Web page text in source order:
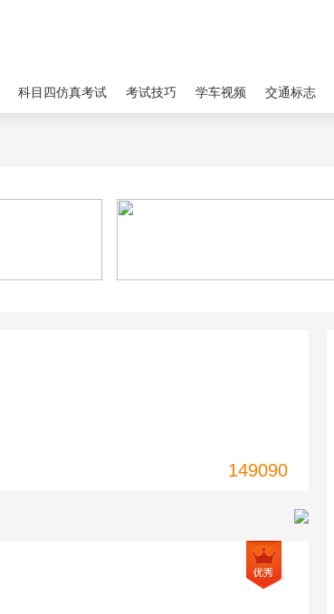
科目四仿真考试 考试技巧 学车视频 交通标志
149090